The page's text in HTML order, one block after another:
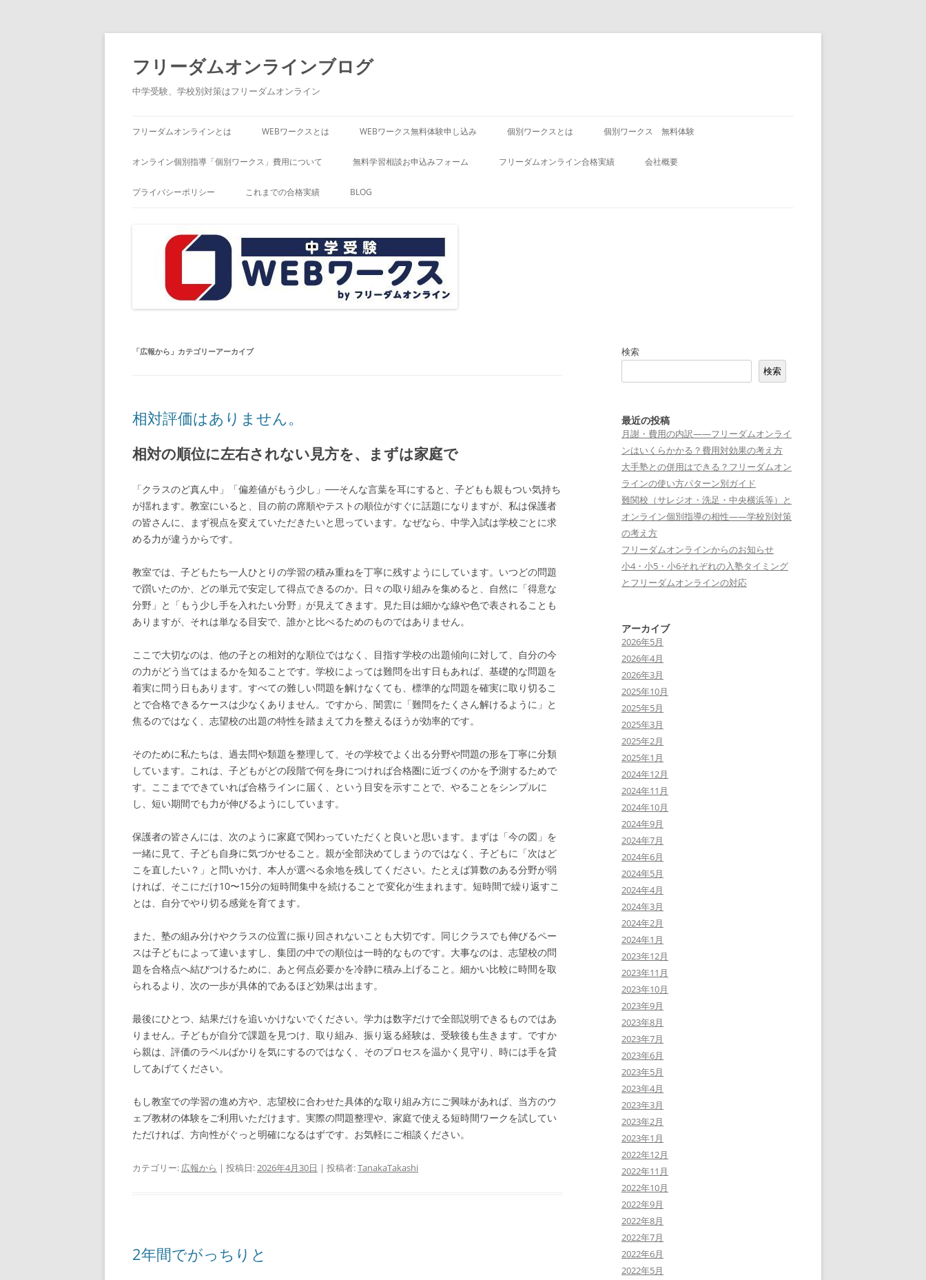
コ
ン
ツ
へ
ス
フリーダムオンラインブログ
中学受験、学校別対策はフリーダムオンライン
フリーダムオンラインとは WEBワークスとは WEBワークス無料体験申し込み 個別ワークスとは 個別ワークス 無料体験
オンライン個別指導「個別ワークス」費用について 無料学習相談お申込みフォーム フリーダムオンライン合格実績 会社概要
プライバシーポリシー これまでの合格実績 BLOG
「広報から 」カテゴリーアーカイブ
相対評価はありません。
相対の順位に左右されない見方を、まずは家庭で
「クラスのど真ん中」「偏差値がもう少し」──そんな言葉を耳にすると、子どもも親もつい気持ち
が揺れます。教室にいると、目の前の席順やテストの順位がすぐに話題になりますが、私は保護者
の皆さんに、まず視点を変えていただきたいと思っています。なぜなら、中学入試は学校ごとに求
める力が違うからです。
教室では、子どもたち一人ひとりの学習の積み重ねを丁寧に残すようにしています。いつどの問題
で躓いたのか、どの単元で安定して得点できるのか。日々の取り組みを集めると、自然に「得意な
分野」と「もう少し手を入れたい分野」が見えてきます。見た目は細かな線や色で表されることも
ありますが、それは単なる目安で、誰かと比べるためのものではありません。
ここで大切なのは、他の子との相対的な順位ではなく、目指す学校の出題傾向に対して、自分の今
の力がどう当てはまるかを知ることです。学校によっては難問を出す日もあれば、基礎的な問題を
着実に問う日もあります。すべての難しい問題を解けなくても、標準的な問題を確実に取り切るこ
とで合格できるケースは少なくありません。ですから、闇雲に「難問をたくさん解けるように」と
焦るのではなく、志望校の出題の特性を踏まえて力を整えるほうが効率的です。
そのために私たちは、過去問や類題を整理して、その学校でよく出る分野や問題の形を丁寧に分類
しています。これは、子どもがどの段階で何を身につければ合格圏に近づくのかを予測するためで
す。ここまでできていれば合格ラインに届く、という目安を示すことで、やることをシンプルに
し、短い期間でも力が伸びるようにしています。
保護者の皆さんには、次のように家庭で関わっていただくと良いと思います。まずは「今の図」を
一緒に見て、子ども自身に気づかせること。親が全部決めてしまうのではなく、子どもに「次はど
こを直したい？」と問いかけ、本人が選べる余地を残してください。たとえば算数のある分野が弱
ければ、そこにだけ10〜15分の短時間集中を続けることで変化が生まれます。短時間で繰り返すこ
とは、自分でやり切る感覚を育てます。
また、塾の組み分けやクラスの位置に振り回されないことも大切です。同じクラスでも伸びるペー
スは子どもによって違いますし、集団の中での順位は一時的なものです。大事なのは、志望校の問
題を合格点へ結びつけるために、あと何点必要かを冷静に積み上げること。細かい比較に時間を取
られるより、次の一歩が具体的であるほど効果は出ます。
最後にひとつ、結果だけを追いかけないでください。学力は数字だけで全部説明できるものではあ
りません。子どもが自分で課題を見つけ、取り組み、振り返る経験は、受験後も生きます。ですか
ら親は、評価のラベルばかりを気にするのではなく、そのプロセスを温かく見守り、時には手を貸
してあげてください。
もし教室での学習の進め方や、志望校に合わせた具体的な取り組み方にご興味があれば、当方のウ
ェブ教材の体験をご利用いただけます。実際の問題整理や、家庭で使える短時間ワークを試してい
ただければ、方向性がぐっと明確になるはずです。お気軽にご相談ください。
カテゴリー: 広報から | 投稿日:2026年4月30日 | 投稿者:TanakaTakashi
2年間でがっちりと
検索
検索
最近の投稿
月謝・費用の内訳——フリーダムオンライ
ンはいくらかかる？費用対効果の考え方
大手塾との併用はできる？フリーダムオン
ラインの使い方パターン別ガイド
難関校（サレジオ・洗足・中央横浜等）と
オンライン個別指導の相性——学校別対策
の考え方
フリーダムオンラインからのお知らせ
小4・小5・小6それぞれの入塾タイミング
とフリーダムオンラインの対応
アーカイブ
2026年5月
2026年4月
2026年3月
2025年10月
2025年5月
2025年3月
2025年2月
2025年1月
2024年12月
2024年11月
2024年10月
2024年9月
2024年7月
2024年6月
2024年5月
2024年4月
2024年3月
2024年2月
2024年1月
2023年12月
2023年11月
2023年10月
2023年9月
2023年8月
2023年7月
2023年6月
2023年5月
2023年4月
2023年3月
2023年2月
2023年1月
2022年12月
2022年11月
2022年10月
2022年9月
2022年8月
2022年7月
2022年6月
2022年5月